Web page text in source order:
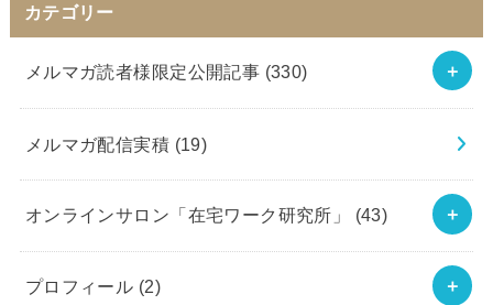
カテゴリー
メルマガ読者様限定公開記事 (330)
メルマガ配信実積 (19)
オンラインサロン「在宅ワーク研究所」 (43)
プロフィール (2)